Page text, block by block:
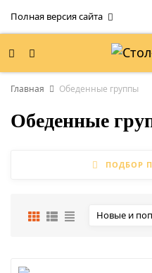
Полная версия сайта
Главная Обеденные группы
Обеденные
ПОДБОР
Новые и